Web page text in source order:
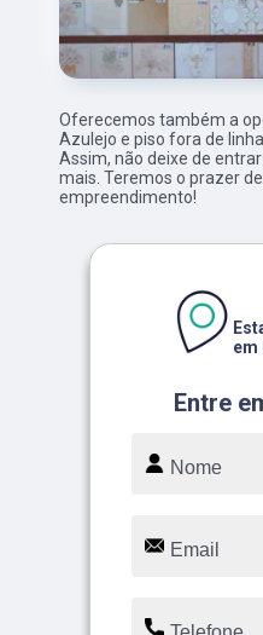
Oferecemos também a
Azulejo e piso fora de
Assim, não deixe de
mais. Teremos o prazer
empreendimento!
Entre
em